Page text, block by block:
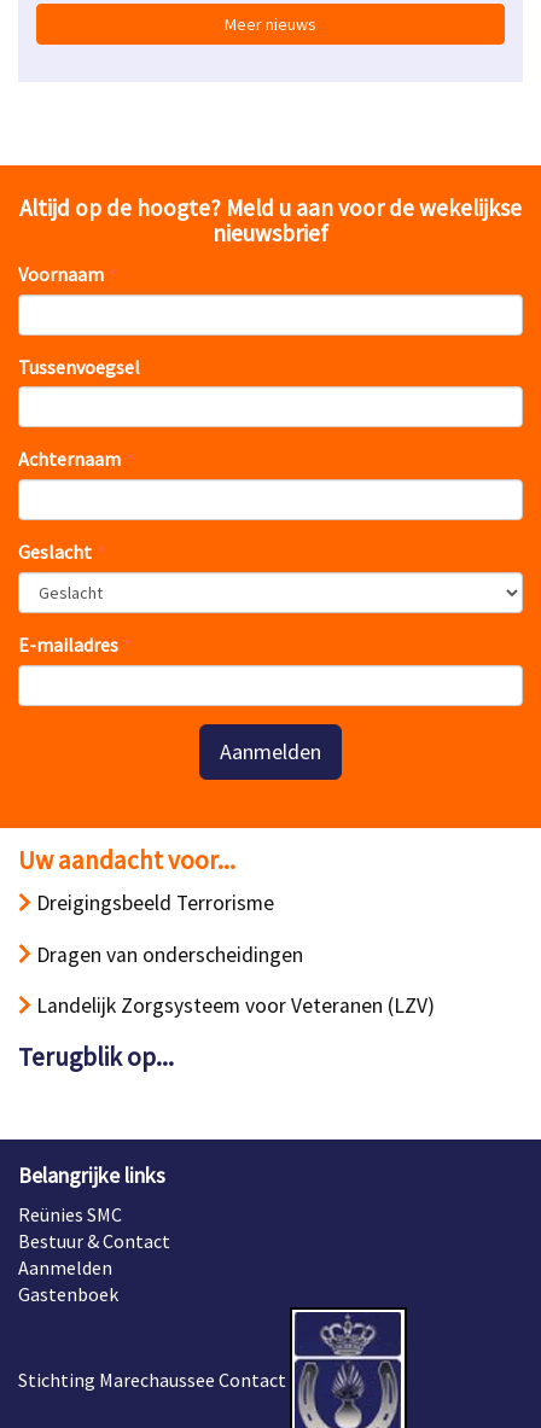
Meer nieuws
Altijd op de hoogte? Meld u aan voor de wekelijkse
nieuwsbrief
Voornaam
Tussenvoegsel
Achternaam
Geslacht
E-mailadres
Aanmelden
Uw aandacht voor...
Dreigingsbeeld Terrorisme
Dragen van onderscheidingen
Landelijk Zorgsysteem voor Veteranen (LZV)
Terugblik op...
Belangrijke links
Reünies SMC
Bestuur & Contact
Aanmelden
Gastenboek
Stichting Marechaussee Contact